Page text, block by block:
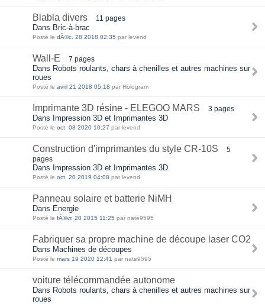
Blabla divers 11 pages
Dans Bric-à-brac
Posté le dÃ©c. 28 2018 02:35 par levend
Wall-E 7 pages
Dans Robots roulants, chars à chenilles et autres machines sur
roues
Posté le avril 21 2018 05:18 par Hologram
Imprimante 3D résine - ELEGOO MARS 3 pages
Dans Impression 3D et Imprimantes 3D
Posté le oct. 08 2020 10:27 par levend
Construction d'imprimantes du style CR-10S
5
pages
Dans Impression 3D et Imprimantes 3D
Posté le oct. 20 2019 04:08 par levend
Panneau solaire et batterie NiMH
Dans Energie
Posté le fÃ©vr. 20 2015 11:25 par nate9595
Fabriquer sa propre machine de découpe laser CO2
Dans Machines de découpes
Posté le mars 19 2020 12:41 par nate9595
voiture télécommandée autonome
Dans Robots roulants, chars à chenilles et autres machines sur
roues